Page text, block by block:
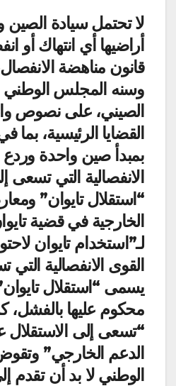
لا تحتمل سيادة
أراضيها أي انتهاك أو
قانون مناهضة
وسنه المجلس
الصيني، على نصوص
القضايا الرئيسية، بما
بمبدأ صين واحدة وردع
الانفصالية التي
“استقلال تايوان”
الخارجية في قضية
لـ”استخدام تايوان
القوى الانفصالية
يسمى “استقلال
محكوم عليها بالفشل،
“تسعى إلى
الدعم الخارجي”
الوطني لا بد أن تقدم